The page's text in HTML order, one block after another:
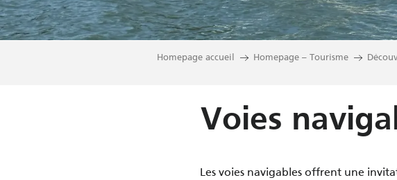
Homepage accueil Homepage – Tourisme
Voies
Les voies navigables offrent une